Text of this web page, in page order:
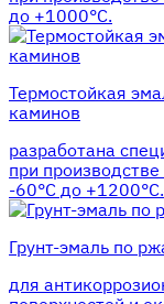
до +1000°С.
Термостойкая
каминов
разработана
при
-60°С до +1200°С.
Грунт-эмаль по
для